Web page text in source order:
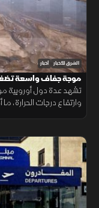
الشرق للأخبار أخبار
موجة جفاف واسعة
تشهد عدة دول أوروبية
وارتفاع درجات الحرارة،